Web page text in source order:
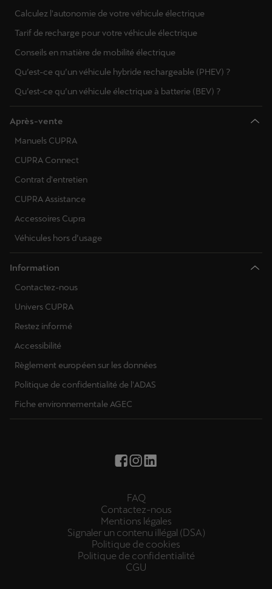
Calculez l'autonomie de votre véhicule électrique
Tarif de recharge pour votre véhicule électrique
Conseils en matière de mobilité électrique
Qu’est-ce qu’un véhicule hybride rechargeable (PHEV) ?
Qu’est-ce qu’un véhicule électrique à batterie (BEV) ?
Après-vente
Manuels CUPRA
CUPRA Connect
Contrat d'entretien
CUPRA Assistance
Accessoires Cupra
Véhicules hors d’usage
Information
Contactez-nous
Univers CUPRA
Restez informé
Accessibilité
Règlement européen sur les données
Politique de confidentialité de l'ADAS
Fiche environnementale AGEC
FAQ
Contactez-nous
Mentions légales
Signaler un contenu illégal (DSA)
Politique de cookies
Politique de confidentialité
CGU